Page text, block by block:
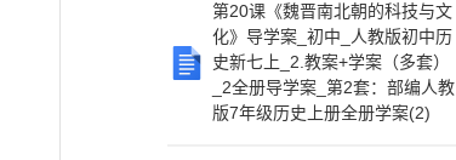
第20课《魏晋南北朝的科技与文
化》导学案_初中_人教版初中历
史新七上_2.教案+学案（多套）
_2全册导学案_第2套：部编人教
版7年级历史上册全册学案(2)